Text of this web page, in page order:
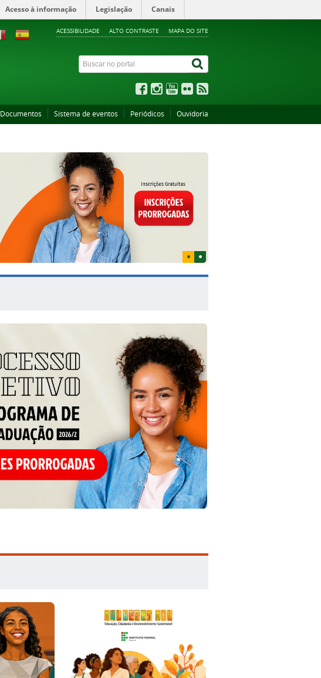
Acesso à informação Legislação Canais
ACESSIBILIDADE ALTO CONTRASTE MAPA DO SITE
Documentos Sistema de eventos Periódicos Ouvidoria